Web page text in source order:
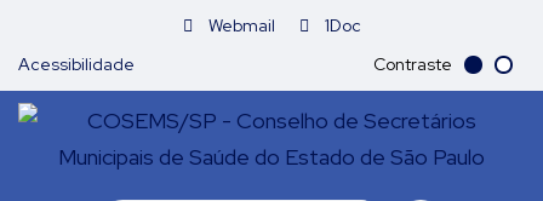
Webmail
1Doc
Acessibilidade
Contraste